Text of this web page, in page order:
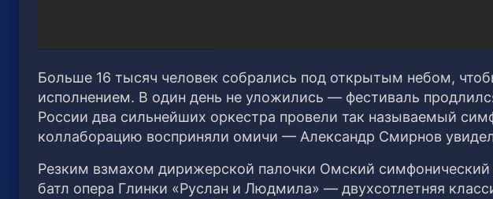
Больше 16 тысяч человек собрались под открытым небом,
исполнением. В один день не уложились — фестиваль
России два сильнейших оркестра провели так называемый
коллаборацию восприняли омичи — Александр Смирнов
Резким взмахом дирижерской палочки Омский симфонический
батл опера Глинки «Руслан и Людмила» — двухсотлетняя